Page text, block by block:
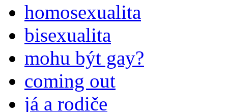
homosexualita
bisexualita
mohu být gay?
coming out
já a rodiče